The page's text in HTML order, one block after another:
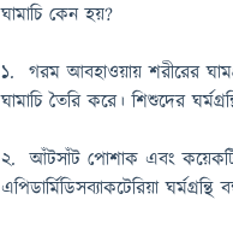
ঘামাচি কেন হয়?
১. গরম আবহাওয়ায় শরীরের
ঘামাচি তৈরি করে। শিশুদের
২. আঁটসাঁট পোশাক এবং কয়েকটি
এপিডার্মিডিসব্যাকটেরিয়া